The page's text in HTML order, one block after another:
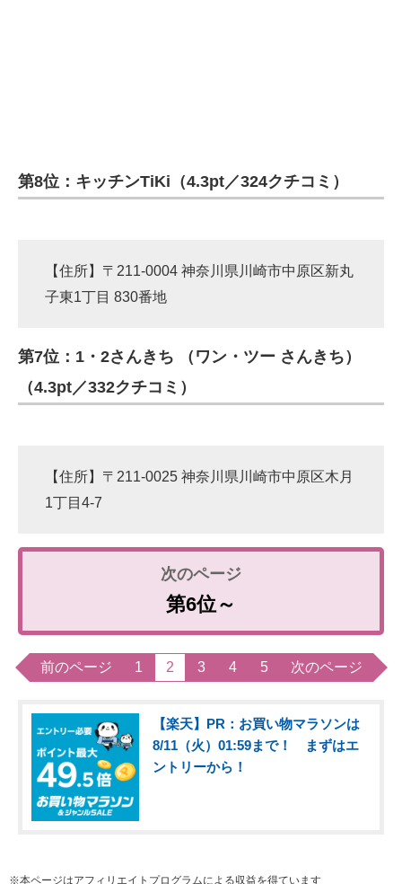
第8位：キッチンTiKi（4.3pt／324クチコミ）
【住所】〒211-0004 神奈川県川崎市中原区新丸
子東1丁目 830番地
第7位：1・2さんきち （ワン・ツー さんきち）
（4.3pt／332クチコミ）
【住所】〒211-0025 神奈川県川崎市中原区木月
1丁目4-7
第6位～
前のページ 1 2 3 4 5 次のページ
【楽天】PR：お買い物マラソンは
8/11（火）01:59まで！ まずはエ
ントリーから！
※本ページはアフィリエイトプログラムによる収益を得ています